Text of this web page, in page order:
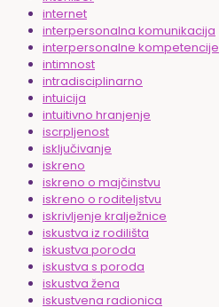
internet
interpersonalna komunikacija
interpersonalne kompetencije
intimnost
intradisciplinarno
intuicija
intuitivno hranjenje
iscrpljenost
isključivanje
iskreno
iskreno o majčinstvu
iskreno o roditeljstvu
iskrivljenje kralježnice
iskustva iz rodilišta
iskustva poroda
iskustva s poroda
iskustva žena
iskustvena radionica